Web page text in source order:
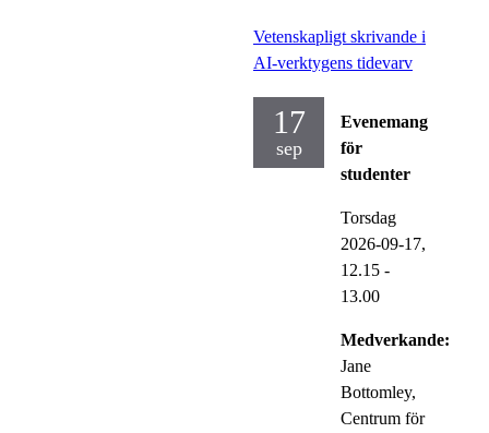
Vetenskapligt skrivande i
AI-verktygens tidevarv
17
sep
Evenemang
för
studenter
Torsdag
2026-09-17,
12.15 -
13.00
Medverkande:
Jane
Bottomley,
Centrum för